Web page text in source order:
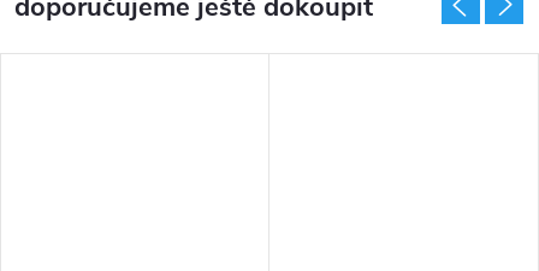
doporučujeme ještě dokoupit